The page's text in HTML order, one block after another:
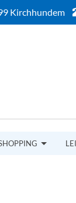
Kirchhundem